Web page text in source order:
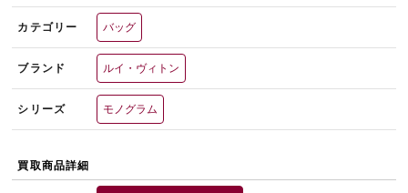
カテゴリー バッグ
ブランド ルイ・ヴィトン
シリーズ モノグラム
買取商品詳細